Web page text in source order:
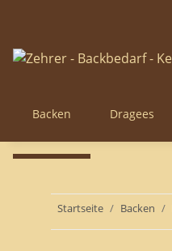
Backen Dragees
Startseite Backen